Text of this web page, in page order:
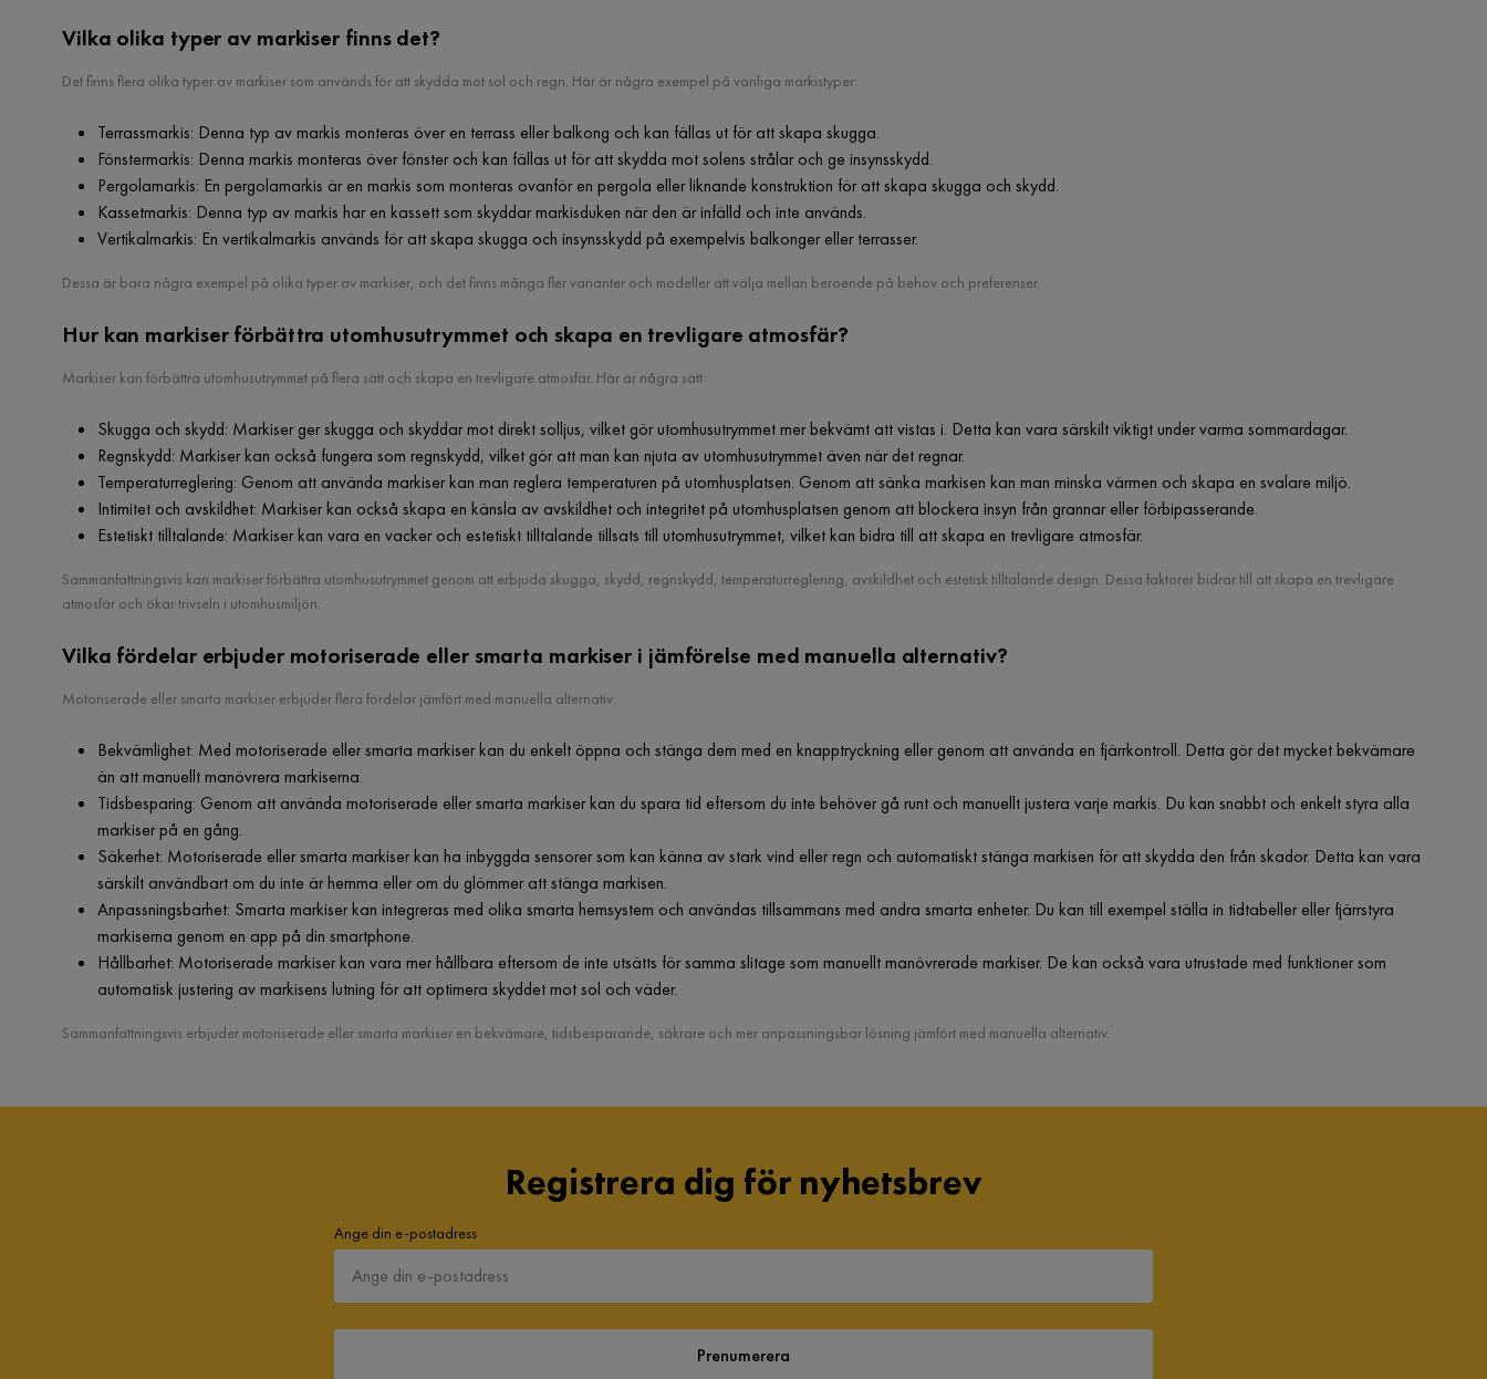
Vilka olika typer av markiser finns det?
Det finns flera olika typer av markiser som används för att skydda mot sol och regn. Här är några exempel på vanliga markistyper:
Terrassmarkis: Denna typ av markis monteras över en terrass eller balkong och kan fällas ut för att skapa skugga.
Fönstermarkis: Denna markis monteras över fönster och kan fällas ut för att skydda mot solens strålar och ge insynsskydd.
Pergolamarkis: En pergolamarkis är en markis som monteras ovanför en pergola eller liknande konstruktion för att skapa skugga och skydd.
Kassetmarkis: Denna typ av markis har en kassett som skyddar markisduken när den är infälld och inte används.
Vertikalmarkis: En vertikalmarkis används för att skapa skugga och insynsskydd på exempelvis balkonger eller terrasser.
Dessa är bara några exempel på olika typer av markiser, och det finns många fler varianter och modeller att välja mellan beroende på behov och preferenser.
Hur kan markiser förbättra utomhusutrymmet och skapa en trevligare atmosfär?
Markiser kan förbättra utomhusutrymmet på flera sätt och skapa en trevligare atmosfär. Här är några sätt:
Skugga och skydd: Markiser ger skugga och skyddar mot direkt solljus, vilket gör utomhusutrymmet mer bekvämt att vistas i. Detta kan vara särskilt viktigt under varma sommardagar.
Regnskydd: Markiser kan också fungera som regnskydd, vilket gör att man kan njuta av utomhusutrymmet även när det regnar.
Temperaturreglering: Genom att använda markiser kan man reglera temperaturen på utomhusplatsen. Genom att sänka markisen kan man minska värmen och skapa en svalare miljö.
Intimitet och avskildhet: Markiser kan också skapa en känsla av avskildhet och integritet på utomhusplatsen genom att blockera insyn från grannar eller förbipasserande.
Estetiskt tilltalande: Markiser kan vara en vacker och estetiskt tilltalande tillsats till utomhusutrymmet, vilket kan bidra till att skapa en trevligare atmosfär.
Sammanfattningsvis kan markiser förbättra utomhusutrymmet genom att erbjuda skugga, skydd, regnskydd, temperaturreglering, avskildhet och estetisk tilltalande design. Dessa faktorer bidrar till att skapa en trevligare
atmosfär och ökar trivseln i utomhusmiljön.
Vilka fördelar erbjuder motoriserade eller smarta markiser i jämförelse med manuella alternativ?
Motoriserade eller smarta markiser erbjuder flera fördelar jämfört med manuella alternativ:
Bekvämlighet: Med motoriserade eller smarta markiser kan du enkelt öppna och stänga dem med en knapptryckning eller genom att använda en fjärrkontroll. Detta gör det mycket bekvämare
än att manuellt manövrera markiserna.
Tidsbesparing: Genom att använda motoriserade eller smarta markiser kan du spara tid eftersom du inte behöver gå runt och manuellt justera varje markis. Du kan snabbt och enkelt styra alla
markiser på en gång.
Säkerhet: Motoriserade eller smarta markiser kan ha inbyggda sensorer som kan känna av stark vind eller regn och automatiskt stänga markisen för att skydda den från skador. Detta kan vara
särskilt användbart om du inte är hemma eller om du glömmer att stänga markisen.
Anpassningsbarhet: Smarta markiser kan integreras med olika smarta hemsystem och användas tillsammans med andra smarta enheter. Du kan till exempel ställa in tidtabeller eller fjärrstyra
markiserna genom en app på din smartphone.
Hållbarhet: Motoriserade markiser kan vara mer hållbara eftersom de inte utsätts för samma slitage som manuellt manövrerade markiser. De kan också vara utrustade med funktioner som
automatisk justering av markisens lutning för att optimera skyddet mot sol och väder.
Sammanfattningsvis erbjuder motoriserade eller smarta markiser en bekvämare, tidsbesparande, säkrare och mer anpassningsbar lösning jämfört med manuella alternativ.
Registrera dig för nyhetsbrev
Ange din e-postadress
Prenumerera